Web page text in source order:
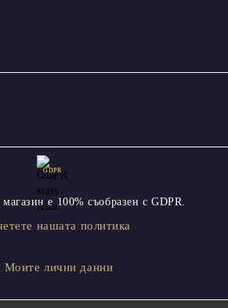
GDPR
е 100% съобразен с GDPR.
нашата политика
Моите лични данни